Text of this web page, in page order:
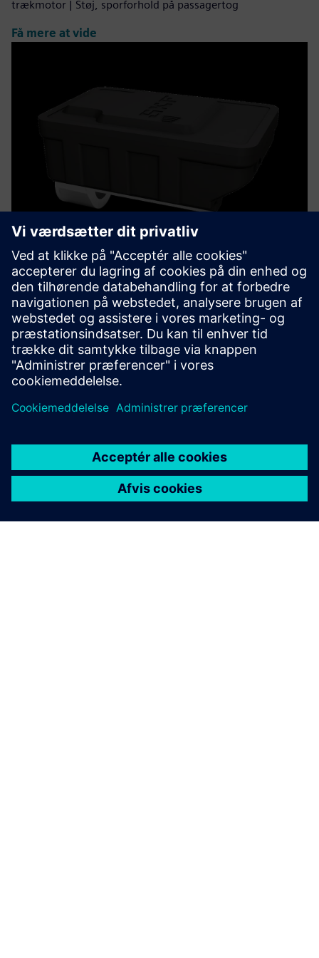
trækmotor | Støj, sporforhold på passagertog
Få mere at vide
Insight Rail
Insight Rail: nem at installere, eftermontere, trådløs
overvågning af hjulsæt
Få mere at vide